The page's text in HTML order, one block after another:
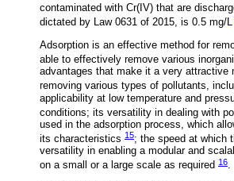
contaminated with Cr(IV) that are
dictated by Law 0631 of 2015, is 0.5 mg/L
Adsorption is an effective method for
able to effectively remove various
advantages that make it a very attractive
removing various types of pollutants,
applicability at low temperature and
conditions; its versatility in dealing with
used in the adsorption process, which
its characteristics 15; the speed at which
versatility in enabling a modular and
on a small or a large scale as required 16.